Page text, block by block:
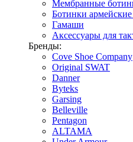
Мембранные
Ботинки
Гамаши
Аксессуары для
Бренды:
Cove Shoe Company
Original SWAT
Danner
Byteks
Garsing
Belleville
Pentagon
ALTAMA